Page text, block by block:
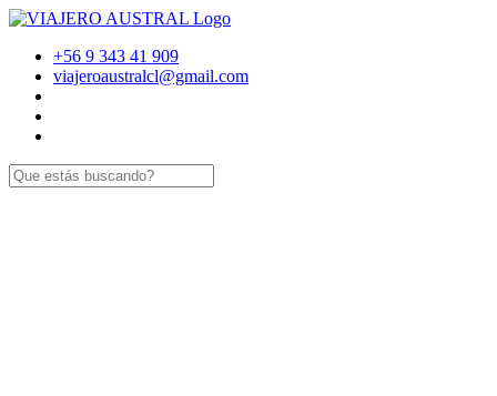
+56 9 343 41 909
viajeroaustralcl@gmail.com